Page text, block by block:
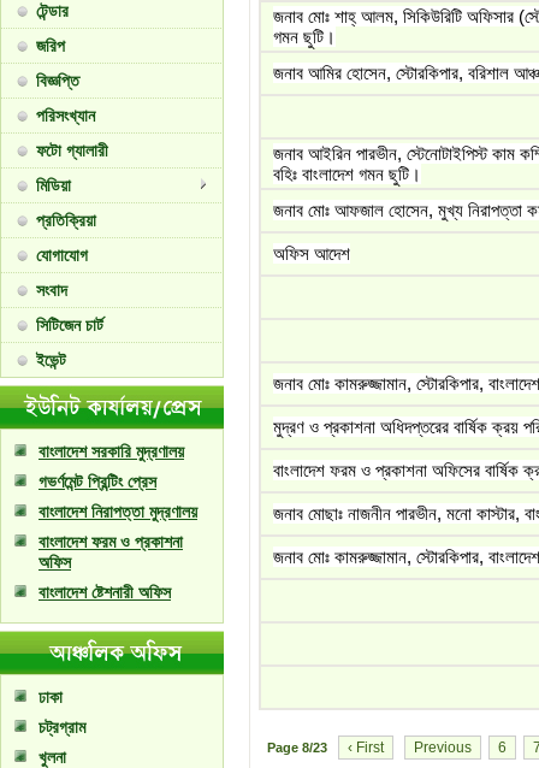
টেন্ডার
জরিপ
বিজ্ঞপ্তি
পরিসংখ্যান
ফটো গ্যালারী
মিডিয়া
প্রতিক্রিয়া
যোগাযোগ
সংবাদ
সিটিজেন চার্ট
ইভেন্ট
বাংলাদেশ সরকারি মুদ্রণালয়
গভর্ণমেন্ট প্রিন্টিং প্রেস
বাংলাদেশ নিরাপত্তা মুদ্রণালয়
বাংলাদেশ ফরম ও প্রকাশনা
অফিস
বাংলাদেশ ষ্টেশনারী অফিস
ঢাকা
চট্রগ্রাম
খুলনা
জনাব মোঃ শাহ্ আলম, সিকিউরিটি অফিসার
গমন ছুটি।
জনাব আমির হোসেন, স্টোরকিপার, বরিশাল
জনাব আইরিন পারভীন, স্টেনোটাইপিস্ট কাম
বহিঃ বাংলাদেশ গমন ছুটি।
জনাব মোঃ আফজাল হোসেন, মুখ্য নিরাপত্তা
অফিস আদেশ
জনাব মোঃ কামরুজ্জামান, স্টোরকিপার,
মুদ্রণ ও প্রকাশনা অধিদপ্তরের বার্ষিক ক্রয়
বাংলাদেশ ফরম ও প্রকাশনা অফিসের বার্ষিক
জনাব মোছাঃ নাজনীন পারভীন, মনো কাস্টার,
জনাব মোঃ কামরুজ্জামান, স্টোরকিপার,
Page 8/23 ‹ First Previous 6